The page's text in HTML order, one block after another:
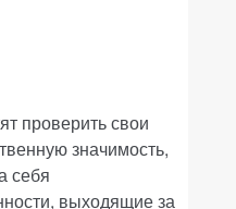
проверить свои
значимость,
себя
выходящие за